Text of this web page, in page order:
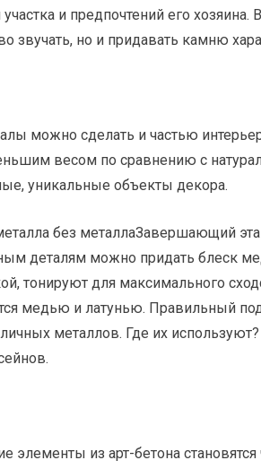
участка и предпочтений его
звучать, но и придавать камню
можно сделать и частью
весом по сравнению с
уникальные объекты декора.
без металлаЗавершающий
деталям можно придать блеск
тонируют для максимального
медью и латунью. Правильный
металлов. Где их
элементы из арт-бетона